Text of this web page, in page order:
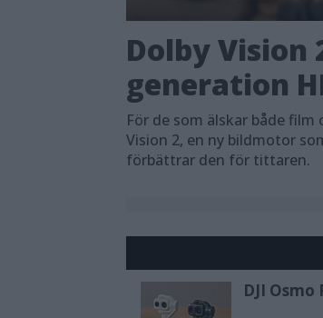
Dolby Vision
generation
För de som älskar både
Vision 2, en ny bildmotor
förbättrar den för tittaren.
DJI